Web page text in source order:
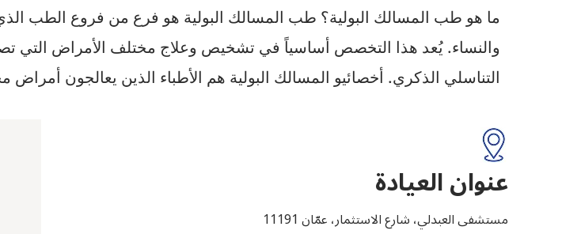
ما هو طب المسالك البولية؟ طب المسالك البولية هو فرع من فروع الطب الذي
والنساء. يُعد هذا التخصص أساسياً في تشخيص وعلاج مختلف الأمراض التي
التناسلي الذكري. أخصائيو المسالك البولية هم الأطباء الذين يعالجون أمراض
عنوان العيادة
مستشفى العبدلي، شارع الاستثمار، عمّان 11191